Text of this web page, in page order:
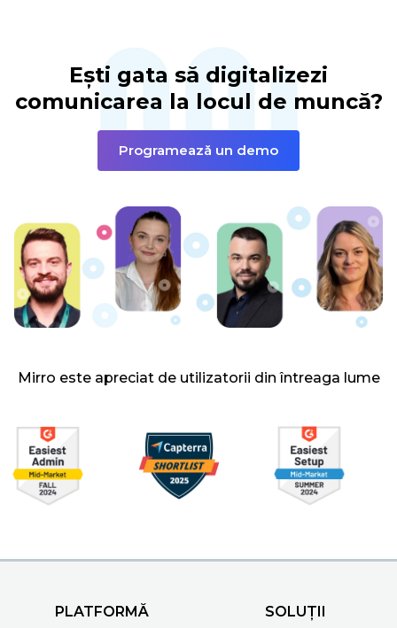
Ești gata să digitalizezi
comunicarea la locul de muncă?
Programează un demo
Mirro este apreciat de utilizatorii din întreaga lume
PLATFORMĂ SOLUȚII